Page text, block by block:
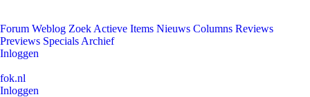
Forum Weblog Zoek Actieve Items Nieuws Columns Reviews
Previews Specials Archief
Inloggen
fok.nl
Inloggen